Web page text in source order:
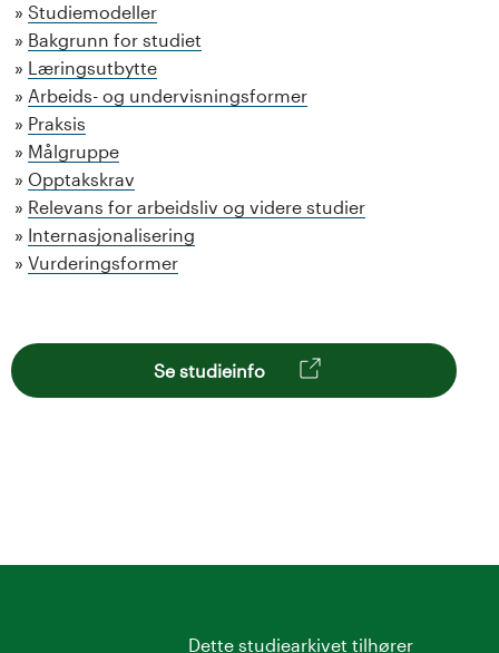
Studiemodeller
Bakgrunn for studiet
Læringsutbytte
Arbeids- og undervisningsformer
Praksis
Målgruppe
Opptakskrav
Relevans for arbeidsliv og videre studier
Internasjonalisering
Vurderingsformer
Se studieinfo
Dette studiearkivet tilhører